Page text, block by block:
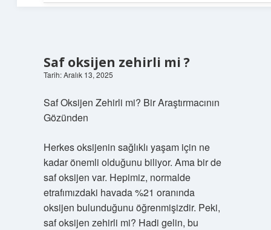
Saf oksijen zehirli mi ?
Tarih: Aralık 13, 2025
Saf Oksijen Zehirli mi? Bir Araştırmacının
Gözünden
Herkes oksijenin sağlıklı yaşam için ne
kadar önemli olduğunu biliyor. Ama bir de
saf oksijen var. Hepimiz, normalde
etrafımızdaki havada %21 oranında
oksijen bulunduğunu öğrenmişizdir. Peki,
saf oksijen zehirli mi? Hadi gelin, bu